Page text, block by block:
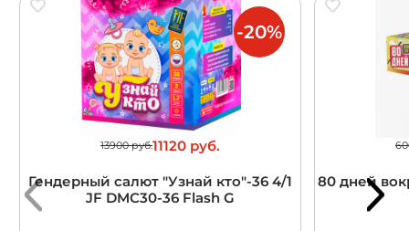
13900 руб.11120 руб.
Гендерный салют "Узнай кто"-36 4/1
JF DMC30-36 Flash G
-20%
80 дней